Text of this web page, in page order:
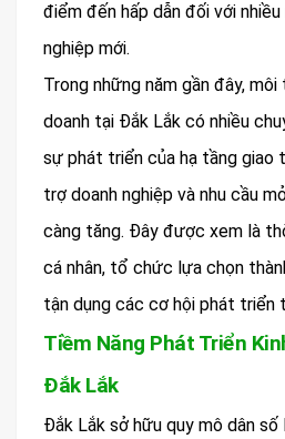
điểm đến hấp dẫn đối với
nghiệp mới.
Trong những năm gần đây,
doanh tại Đắk Lắk có nhiều
sự phát triển của hạ tầng giao
trợ doanh nghiệp và nhu cầu
càng tăng. Đây được xem là
cá nhân, tổ chức lựa chọn
tận dụng các cơ hội phát triển
Tiềm Năng Phát Triển
Đắk Lắk
Đắk Lắk sở hữu quy mô dân